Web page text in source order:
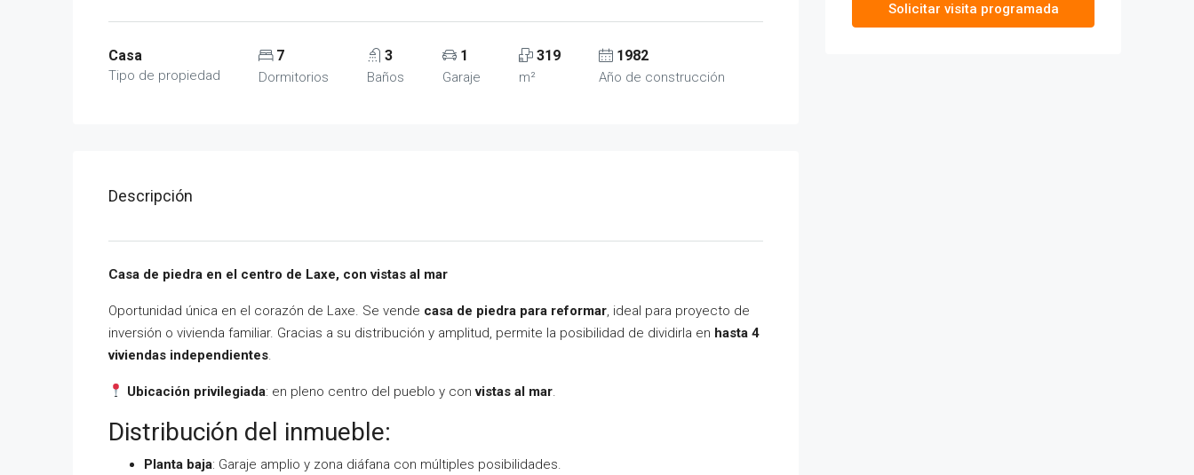
Casa
Tipo de propiedad
7
Dormitorios
3
Baños
1
Garaje
319
m²
1982
Año de construcción
Descripción
Casa de piedra en el centro de Laxe, con vistas al mar
Oportunidad única en el corazón de Laxe. Se vende casa de piedra para reformar, ideal para proyecto de
inversión o vivienda familiar. Gracias a su distribución y amplitud, permite la posibilidad de dividirla en hasta 4
viviendas independientes.
Ubicación privilegiada: en pleno centro del pueblo y convistas al mar.
Distribución del inmueble:
Planta baja: Garaje amplio y zona diáfana con múltiples posibilidades.
Solicitar visita programada